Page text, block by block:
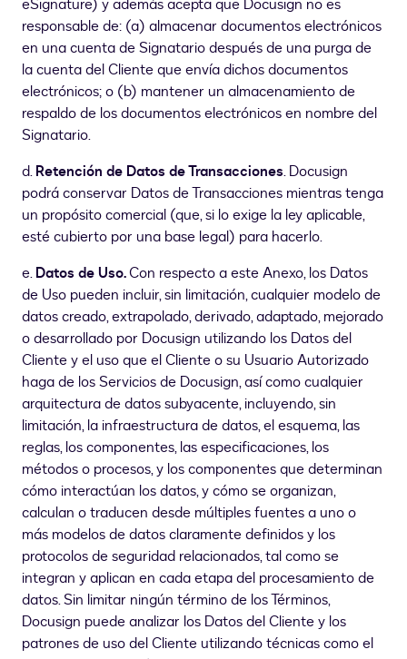
eSignature) y además acepta que Docusign no es
responsable de: (a) almacenar documentos electrónicos
en una cuenta de Signatario después de una purga de
la cuenta del Cliente que envía dichos documentos
electrónicos; o (b) mantener un almacenamiento de
respaldo de los documentos electrónicos en nombre del
Signatario.
d.Retención de Datos de Transacciones. Docusign
podrá conservar Datos de Transacciones mientras tenga
un propósito comercial (que, si lo exige la ley aplicable,
esté cubierto por una base legal) para hacerlo.
e.Datos de Uso.Con respecto a este Anexo, los Datos
de Uso pueden incluir, sin limitación, cualquier modelo de
datos creado, extrapolado, derivado, adaptado, mejorado
o desarrollado por Docusign utilizando los Datos del
Cliente y el uso que el Cliente o su Usuario Autorizado
haga de los Servicios de Docusign, así como cualquier
arquitectura de datos subyacente, incluyendo, sin
limitación, la infraestructura de datos, el esquema, las
reglas, los componentes, las especificaciones, los
métodos o procesos, y los componentes que determinan
cómo interactúan los datos, y cómo se organizan,
calculan o traducen desde múltiples fuentes a uno o
más modelos de datos claramente definidos y los
protocolos de seguridad relacionados, tal como se
integran y aplican en cada etapa del procesamiento de
datos. Sin limitar ningún término de los Términos,
Docusign puede analizar los Datos del Cliente y los
patrones de uso del Cliente utilizando técnicas como el